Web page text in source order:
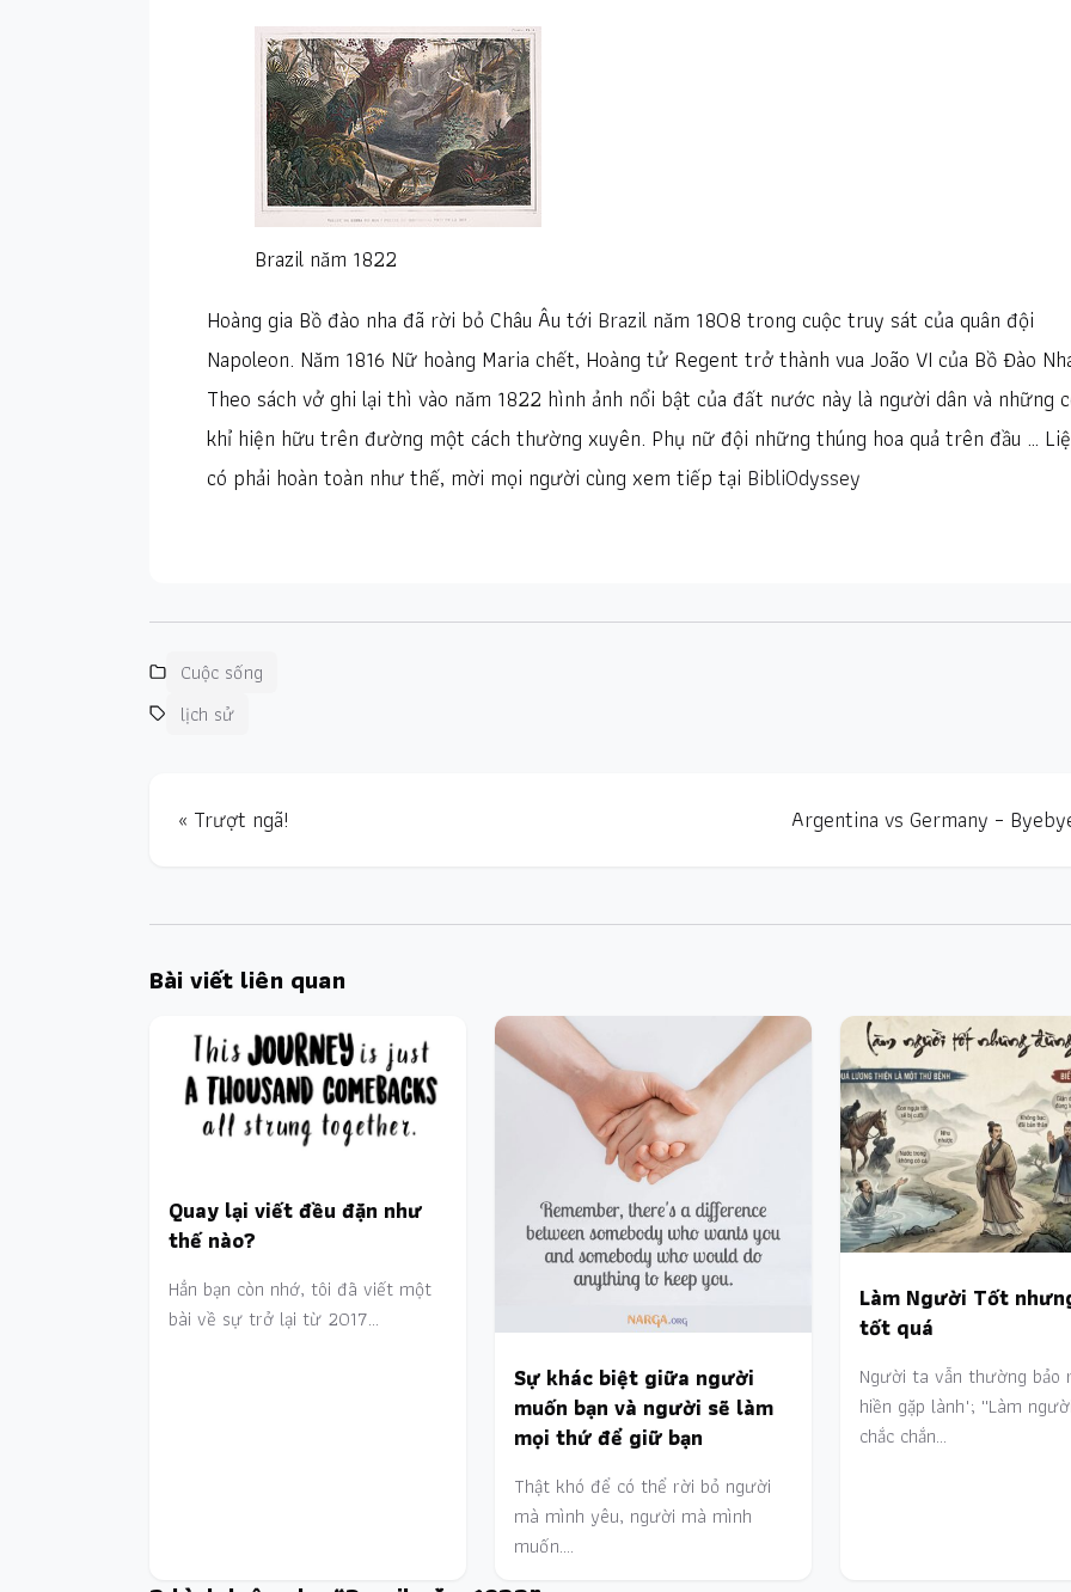
Brazil năm 1822
Hoàng gia Bồ đào nha đã rời bỏ Châu Âu tới Brazilnăm 1808 trong cuộc truy sát của quân đội
Napoleon. Năm 1816 Nữ hoàng Maria chết, Hoàng tử Regent trở thành vua João VI của Bồ Đào
Theo sách vở ghi lại thì vào năm 1822 hình ảnh nổi bật của đất nước này là người dân và những
khỉ hiện hữu trên đường một cách thường xuyên. Phụ nữ đội những thúng hoa quả trên đầu …
có phải hoàn toàn như thế, mời mọi người cùng xem tiếp tại BibliOdyssey
Cuộc sống
lịch sử
« Trượt ngã! Argentina vs Germany –
Bài viết liên quan
Quay lại viết đều đặn như
thế nào?
Hẳn bạn còn nhớ, tôi đã viết một
bài về sự trở lại từ 2017…
Sự khác biệt giữa người
muốn bạn và người sẽ làm
mọi thứ để giữ bạn
Thật khó để có thể rời bỏ người
mà mình yêu, người mà mình
muốn.…
Làm Người Tốt
tốt quá
Người ta vẫn thường bảo
hiền gặp lành"; ''Làm
chắc chắn…